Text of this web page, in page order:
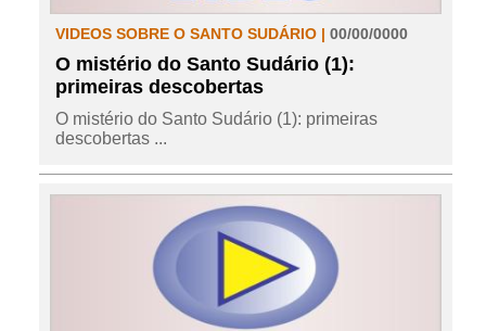
VIDEOS SOBRE O SANTO SUDÁRIO | 00/00/0000
O mistério do Santo Sudário (1):
primeiras descobertas
O mistério do Santo Sudário (1): primeiras
descobertas ...